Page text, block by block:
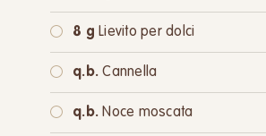
oppure:200 gFarina integrale
8 g Lievito per dolci
q.b. Cannella
q.b. Noce moscata